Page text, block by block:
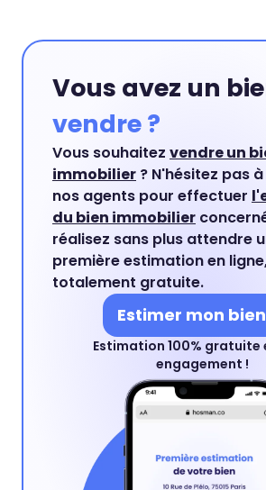
Vous avez un
vendre ?
Vous souhaitez vendre un
immobilier ? N'hésitez pas
nos agents pour effectuer
du bien immobilier
réalisez sans plus attendre
première estimation en
totalement gratuite.
Estimer mon bien
Estimation 100% gratuite
engagement !